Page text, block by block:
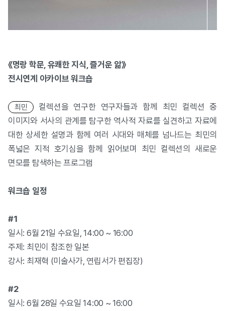
《명랑 학문, 유쾌한 지식, 즐거운 앎》
전시연계 아카이브 워크숍
최민
컬렉션을 연구한 연구자들과 함께 최민 컬렉션 중
이미지와 서사의 관계를 탐구한 역사적 자료를 실견하고 자료에
대한 상세한 설명과 함께 여러 시대와 매체를 넘나드는 최민의
폭넓은 지적 호기심을 함께 읽어보며 최민 컬렉션의 새로운
면모를 탐색하는 프로그램
워크숍 일정
#1
일시: 6월 21일 수요일, 14:00 ~ 16:00
주제: 최민이 참조한 일본
강사: 최재혁 (미술사가, 연립서가 편집장)
#2
일시: 6월 28일 수요일 14:00 ~ 16:00